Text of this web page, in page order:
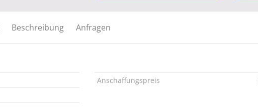
Beschreibung Anfragen
Anschaffungspreis